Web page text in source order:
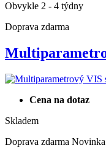
Obvykle 2 - 4 týdny
Doprava zdarma
Cena na dotaz
Skladem
Doprava zdarma Novinka